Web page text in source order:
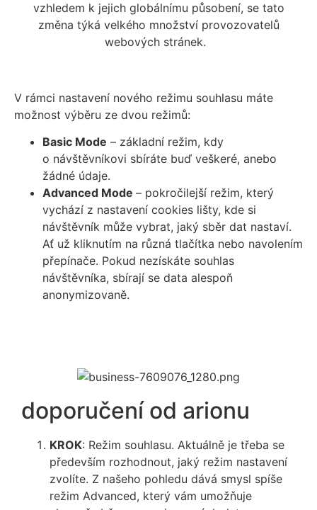
vzhledem k jejich globálnímu působení, se tato
změna týká velkého množství provozovatelů
webových stránek.
V rámci nastavení nového režimu souhlasu máte
možnost výběru ze dvou režimů:
Basic Mode – základní režim, kdy
o návštěvníkovi sbíráte buď veškeré, anebo
žádné údaje.
Advanced Mode – pokročilejší režim, který
vychází z nastavení cookies lišty, kde si
návštěvník může vybrat, jaký sběr dat nastaví.
Ať už kliknutím na různá tlačítka nebo navolením
přepínače. Pokud nezískáte souhlas
návštěvníka, sbírají se data alespoň
anonymizovaně.
doporučení od arionu
KROK: Režim souhlasu. Aktuálně je třeba se
především rozhodnout, jaký režim nastavení
zvolíte. Z našeho pohledu dává smysl spíše
režim Advanced, který vám umožňuje